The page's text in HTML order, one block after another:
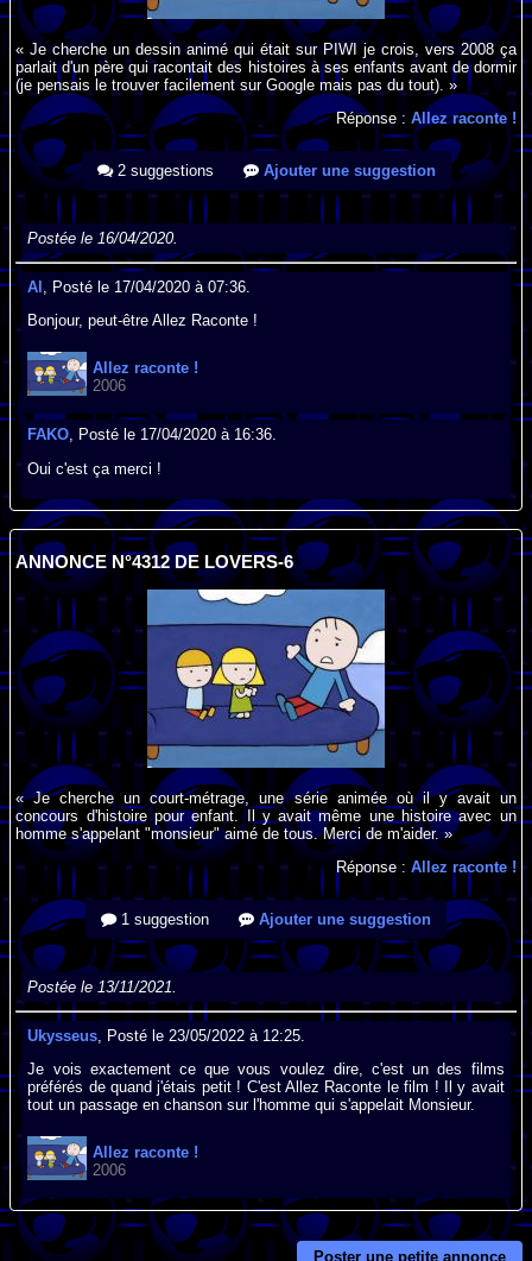
« Je cherche un dessin animé qui était sur PIWI je crois, vers 2008 ça
parlait d'un père qui racontait des histoires à ses enfants avant de dormir
(je pensais le trouver facilement sur Google mais pas du tout). »
Réponse : Allez raconte !
2 suggestions Ajouter une suggestion
Postée le 16/04/2020.
Al , Posté le 17/04/2020 à 07:36.
Bonjour, peut-être Allez Raconte !
Allez raconte !
2006
FAKO, Posté le 17/04/2020 à 16:36.
Oui c'est ça merci !
ANNONCE N°4312 DE LOVERS-6
« Je cherche un court-métrage, une série animée où il y avait un
concours d'histoire pour enfant. Il y avait même une histoire avec un
homme s'appelant "monsieur" aimé de tous. Merci de m'aider. »
Réponse : Allez raconte !
1 suggestion Ajouter une suggestion
Postée le 13/11/2021.
Ukysseus , Posté le 23/05/2022 à 12:25.
Je vois exactement ce que vous voulez dire, c'est un des films
préférés de quand j'étais petit ! C'est Allez Raconte le film ! Il y avait
tout un passage en chanson sur l'homme qui s'appelait Monsieur.
Allez raconte !
2006
Poster une petite annonce